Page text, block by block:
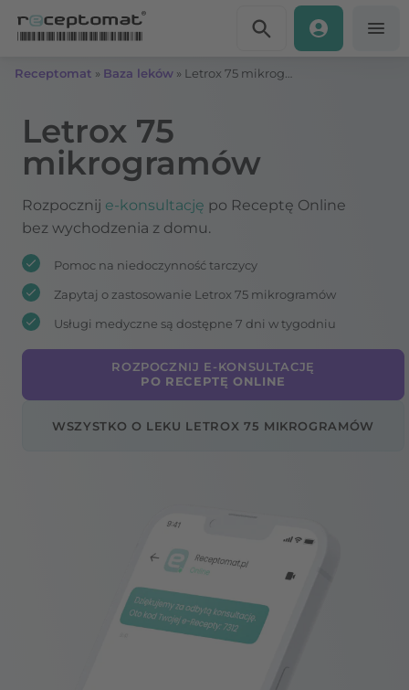
Receptomat » Baza leków »
Letrox 75
mikrogramów
Rozpocznij e-konsultację po Receptę Online
bez wychodzenia z domu.
Pomoc na niedoczynność tarczycy
Zapytaj o zastosowanie Letrox 75 mikrogramów
Usługi medyczne są dostępne 7 dni w tygodniu
ROZPOCZNIJ E-KONSULTACJĘ
PO RECEPTĘ ONLINE
WSZYSTKO O LEKU LETROX 75 MIKROGRAMÓW